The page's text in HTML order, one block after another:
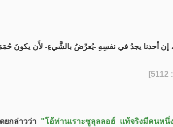
إن أحدنا يجدُ في نفسِهِ -يُعرِّضُ بالشَّيءِ- لأَن يكونَ
กล่าวว่า "โอ้ท่านเราะซูลุลลอฮ์ แท้จริงมีคนหนึ่ง